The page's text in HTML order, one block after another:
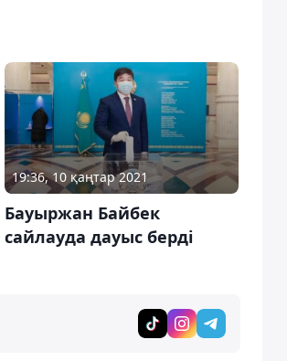
19:36, 10 қаңтар 2021
Бауыржан Байбек
сайлауда дауыс берді